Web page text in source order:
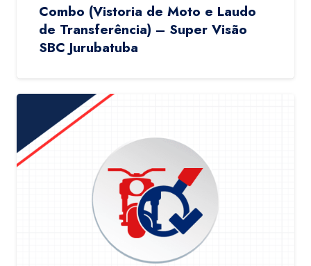
Combo (Vistoria de Moto e Laudo
de Transferência) – Super Visão
SBC Jurubatuba